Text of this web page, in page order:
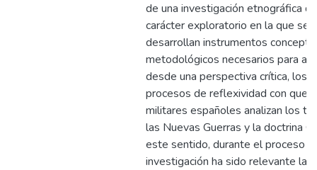
de una investigación etnográfica de
carácter exploratorio en la que se
desarrollan instrumentos
metodológicos necesarios para
desde una perspectiva crítica, los
procesos de reflexividad con que
militares españoles analizan los
las Nuevas Guerras y la doctrina
este sentido, durante el proceso
investigación ha sido relevante la